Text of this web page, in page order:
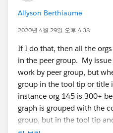
If it helps, please mark
thread.
Thanks,
Anand
Allyson Berthiaume
2020년 4월 29일 오후 4:38
If I do that, then all the
in the peer group. My
work by peer group, but
group in the tool tip or title
instance org 145 is 300+
graph is grouped with the
group, but in the tool tip